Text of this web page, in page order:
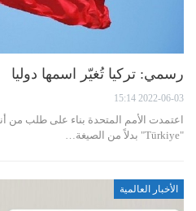
رسمي: تركيا تُغيّر اسمها دوليا
2022-06-03 15:14
اعتمدت الأمم المتحدة بناء على طلب من
"Türkiye" بدلاً من الصيغة…
الأخبار العالمية